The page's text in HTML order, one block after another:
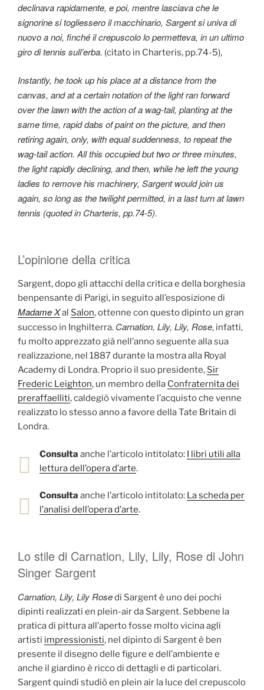
declinava rapidamente, e poi, mentre lasciava che le
signorine si togliessero il macchinario, Sargent si univa di
nuovo a noi, finché il crepuscolo lo permetteva, in un ultimo
giro di tennis sull’erba. (citato in Charteris, pp.74-5),
Instantly, he took up his place at a distance from the
canvas, and at a certain notation of the light ran forward
over the lawn with the action of a wag-tail, planting at the
same time, rapid dabs of paint on the picture, and then
retiring again, only, with equal suddenness, to repeat the
wag-tail action. All this occupied but two or three minutes,
the light rapidly declining, and then, while he left the young
ladies to remove his machinery, Sargent would join us
again, so long as the twilight permitted, in a last turn at lawn
tennis (quoted in Charteris, pp.74-5).
L’opinione della critica
Sargent, dopo gli attacchi della critica e della borghesia
benpensante di Parigi, in seguito all’esposizione di
Madame Xal Salon, ottenne con questo dipinto un gran
successo in Inghilterra. Carnation, Lily, Lily, Rose, infatti,
fu molto apprezzato già nell’anno seguente alla sua
realizzazione, nel 1887 durante la mostra alla Royal
Academy di Londra. Proprio il suo presidente, Sir
Frederic Leighton, un membro della Confraternita dei
preraffaelliti, caldegiò vivamente l’acquisto che venne
realizzato lo stesso anno a favore della Tate Britain di
Londra.
Consulta anche l’articolo intitolato: I libri utili alla
lettura dell’opera d’arte.
Consulta anche l’articolo intitolato: La scheda per
l’analisi dell’opera d’arte.
Lo stile di Carnation, Lily, Lily, Rose di John
Singer Sargent
Carnation, Lily, Lily Rosedi Sargent è uno dei pochi
dipinti realizzati en plein-air da Sargent. Sebbene la
pratica di pittura all’aperto fosse molto vicina agli
artisti impressionisti, nel dipinto di Sargent è ben
presente il disegno delle figure e dell’ambiente e
anche il giardino è ricco di dettagli e di particolari.
Sargent quindi studiò en plein air la luce del crepuscolo